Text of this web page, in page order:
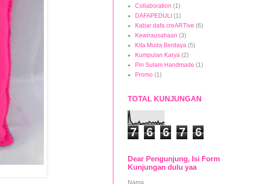
Collaboration (1)
DAFAPEDULI (1)
Kabar dafa creARTive (6)
Kewirausahaan (3)
Kita Muda Berdaya (5)
Kumpulan Karya (2)
Pin Sulam Handmade (1)
Promo (1)
TOTAL KUNJUNGAN
7 6 6 7 6
Dear Pengunjung, Isi Form
Kunjungan dulu yaa
Nama